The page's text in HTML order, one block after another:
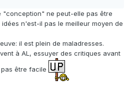
"conception" ne peut-elle pas être
n'est-il pas le meilleur moyen de
il est plein de maladresses.
à AL, essuyer des critiques avant
être facile